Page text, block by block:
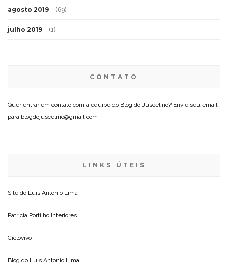
agosto 2019 (69)
julho 2019 (1)
CONTATO
Quer entrar em contato com a equipe do Blog do Juscelino? Envie seu email
para blogdojuscelino@gmail.com
LINKS ÚTEIS
Site do Luis Antonio Lima
Patricia Portilho Interiores
Ciclovivo
Blog do Luis Antonio Lima